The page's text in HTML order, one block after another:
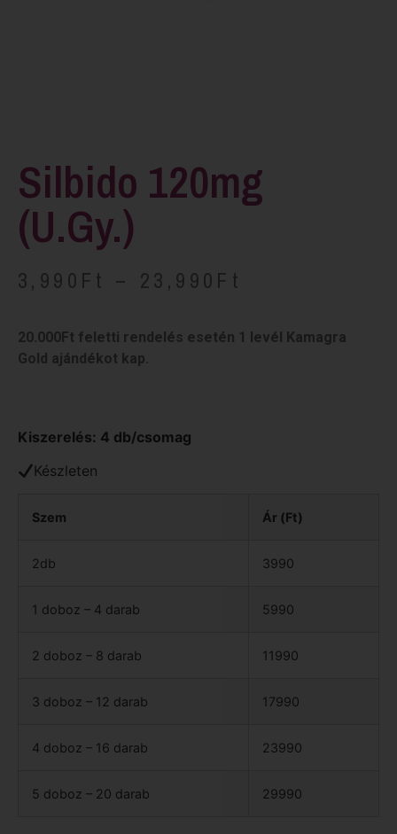
Silbido 120mg
(u.gy.)
3,990 Ft – 23,990 Ft
20.000Ft feletti rendelés esetén 1 levél Kamagra
Gold ajándékot kap.
Kiszerelés: 4 db/csomag
Készleten
Szem Ár (Ft)
2db 3990
1 doboz – 4 darab 5990
2 doboz – 8 darab 11990
3 doboz – 12 darab 17990
4 doboz – 16 darab 23990
5 doboz – 20 darab 29990